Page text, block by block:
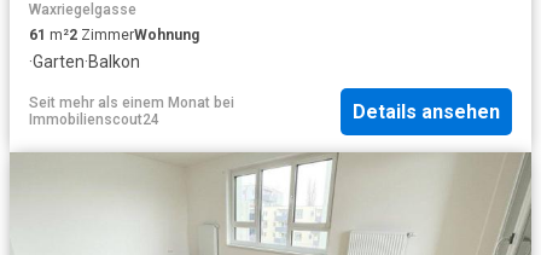
Waxriegelgasse
61 m²2 ZimmerWohnung
·Garten·Balkon
Seit mehr als einem Monat bei
Immobilienscout24
Details ansehen